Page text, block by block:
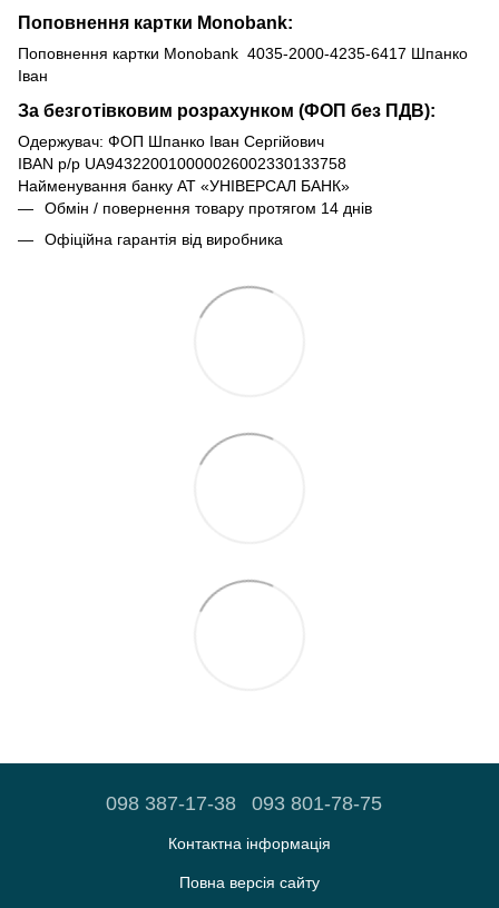
Поповнення картки Monobank:
Поповнення картки Monobank 4035-2000-4235-6417 Шпанко
Іван
За безготівковим розрахунком (ФОП без ПДВ):
Одержувач: ФОП Шпанко Іван Сергійович
IBAN р/р UA943220010000026002330133758
Найменування банку АТ «УНІВЕРСАЛ БАНК»
Обмін / повернення товару протягом 14 днів
Офіційна гарантія від виробника
098 387-17-38 093 801-78-75
Контактна інформація
Повна версія сайту